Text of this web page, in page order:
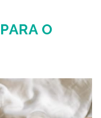
O